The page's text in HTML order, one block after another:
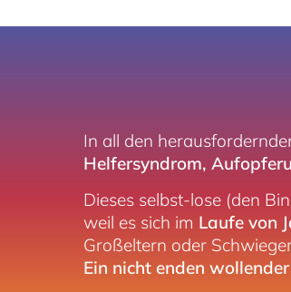
In all den
Helfersyndrom,
Dieses selbst-lose (den
weil es sich im Laufe von
Großeltern oder
Ein nicht enden